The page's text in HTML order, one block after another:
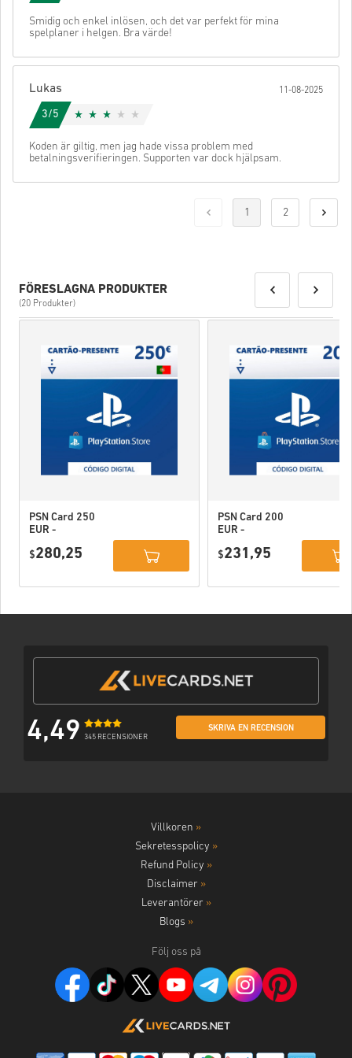
Smidig och enkel inlösen, och det var perfekt för mina
spelplaner i helgen. Bra värde!
Lukas 11-08-2025
3/5
Koden är giltig, men jag hade vissa problem med
betalningsverifieringen. Supporten var dock hjälpsam.
1 2
FÖRESLAGNA PRODUKTER
(20 Produkter)
PSN Card 250
EUR -
Network
$280,25
PSN Card 200
EUR -
Network
$231,95
4,49 345 RECENSIONER
SKRIVA EN RECENSION
Villkoren »
Sekretesspolicy »
Refund Policy »
Disclaimer »
Leverantörer »
Blogs »
Följ oss på